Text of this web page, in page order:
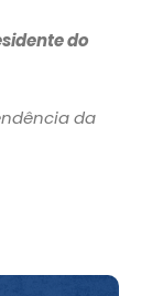
do
da